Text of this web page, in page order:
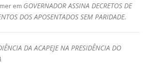
em GOVERNADOR ASSINA DECRETOS DE
DOS APOSENTADOS SEM PARIDADE.
DA ACAPEJE NA PRESIDÊNCIA DO